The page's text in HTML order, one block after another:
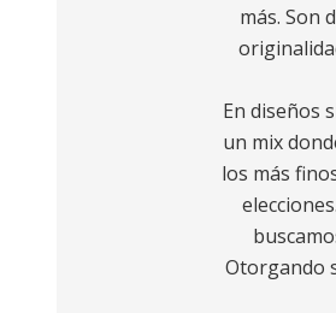
más. Son
En diseños
un mix
los más
Otorgando